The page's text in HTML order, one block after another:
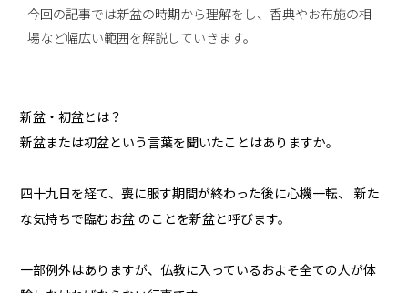
今回の記事では新盆の時期から理解をし、香典やお布施の相
場など幅広い範囲を解説していきます。
新盆・初盆とは？
新盆または初盆という言葉を聞いたことはありますか。
四十九日を経て、喪に服す期間が終わった後に心機一転、 新た
な気持ちで臨むお盆 のことを新盆と呼びます。
一部例外はありますが、仏教に入っているおよそ全ての人が体